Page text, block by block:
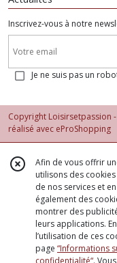
Inscrivez-vous à notre
Je ne suis pas un
Copyright Loisirsetpassion
réalisé avec eProShopping
Afin de vous offrir
utilisons des
de nos services et
également des
montrer des
leurs applications.
l’utilisation de ces
page “Informations
confidentialité“.